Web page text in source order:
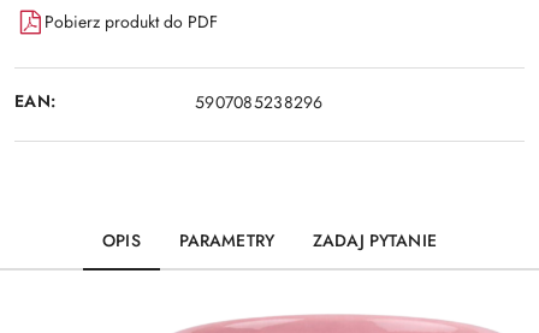
Pobierz produkt do PDF
EAN: 5907085238296
OPIS PARAMETRY ZADAJ PYTANIE